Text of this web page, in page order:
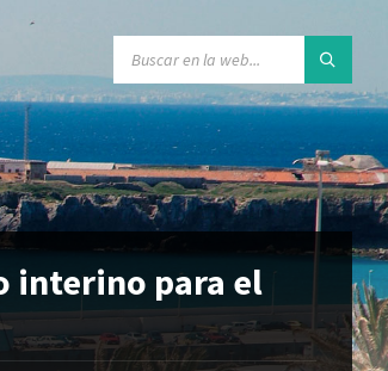
interino para el